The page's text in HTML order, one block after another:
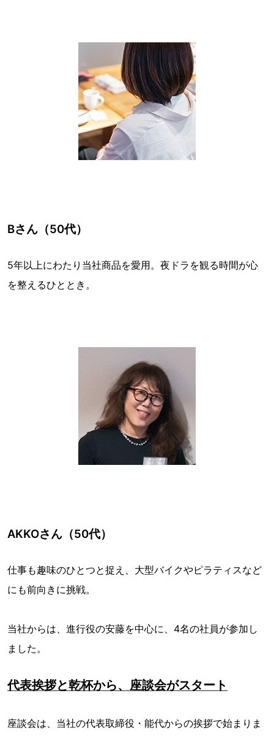
Bさん（50代）
5年以上にわたり当社商品を愛用。夜ドラを観る時間が心
を整えるひととき。
AKKOさん（50代）
仕事も趣味のひとつと捉え、大型バイクやピラティスなど
にも前向きに挑戦。
当社からは、進行役の安藤を中心に、4名の社員が参加し
ました。
代表挨拶と乾杯から、座談会がスタート
座談会は、当社の代表取締役・能代からの挨拶で始まりま